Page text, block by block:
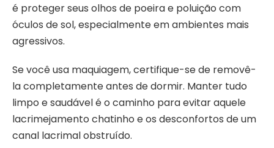
é proteger seus olhos de poeira e poluição com
óculos de sol, especialmente em ambientes mais
agressivos.
Se você usa maquiagem, certifique-se de removê-
la completamente antes de dormir. Manter tudo
limpo e saudável é o caminho para evitar aquele
lacrimejamento chatinho e os desconfortos de um
canal lacrimal obstruído.